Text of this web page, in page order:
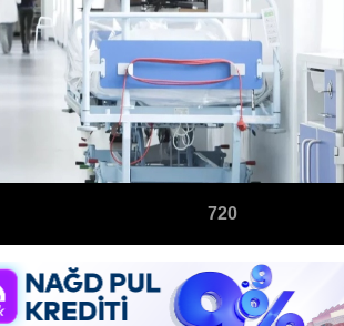
720